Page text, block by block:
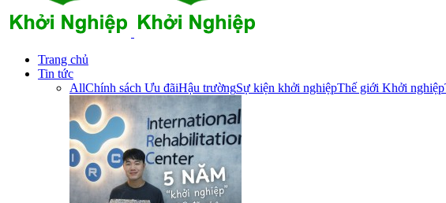
Trang chủ
Tin tức
AllChính sách Ưu đãiHậu trườngSự kiện khởi nghiệpThế giới Khởi nghiệp